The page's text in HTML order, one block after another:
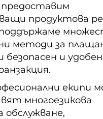
продуктова
методи за
безопасен и удобен
екипи
многоезикова
обслужване,